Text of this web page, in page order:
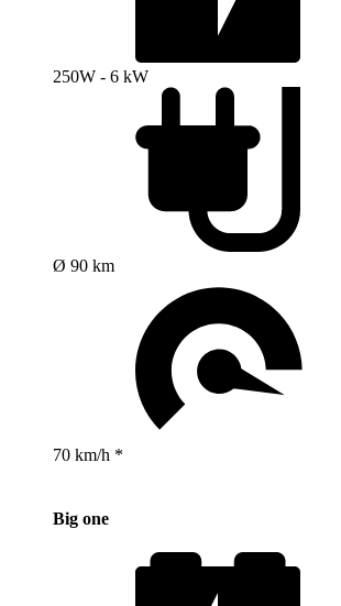
250W - 6 kW
Ø 90 km
70 km/h *
Big one